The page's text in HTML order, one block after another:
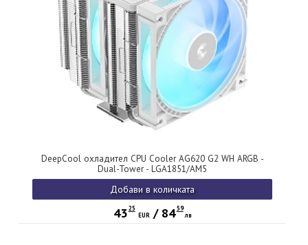
DeepCool охладител CPU Cooler AG620 G2 WH ARGB -
Dual-Tower - LGA1851/AM5
Добави в количката
43 25
EUR/ 84 59
лв